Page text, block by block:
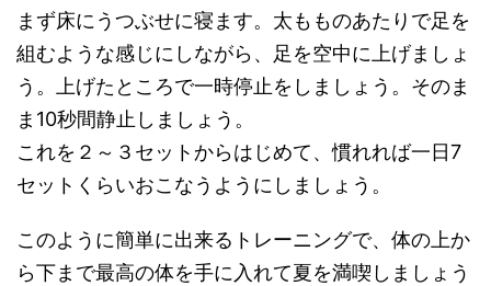
まず床にうつぶせに寝ます。太もものあたりで足を
組むような感じにしながら、足を空中に上げましょ
う。上げたところで一時停止をしましょう。そのま
ま10秒間静止しましょう。
これを２～３セットからはじめて、慣れれば一日7
セットくらいおこなうようにしましょう。
このように簡単に出来るトレーニングで、体の上か
ら下まで最高の体を手に入れて夏を満喫しましょう